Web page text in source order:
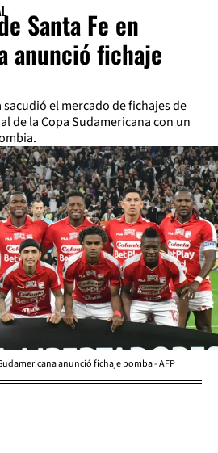
Santa Fe en
anunció fichaje
el mercado de fichajes de
de la Copa Sudamericana con un
anunció fichaje bomba - AFP